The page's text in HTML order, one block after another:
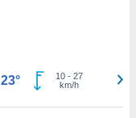
23° 10- 27
km/h